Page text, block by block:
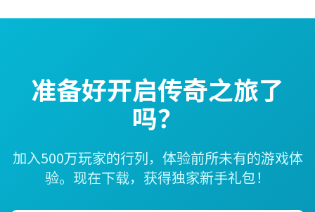
准备好开启传奇之旅了
吗？
加入500万玩家的行列，体验前所未有的游戏体
验。现在下载，获得独家新手礼包！